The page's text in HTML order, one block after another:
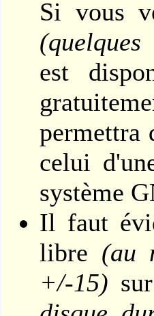
Si vous
est
permettra
celui
système
Il faut
libre (au
+/-15)